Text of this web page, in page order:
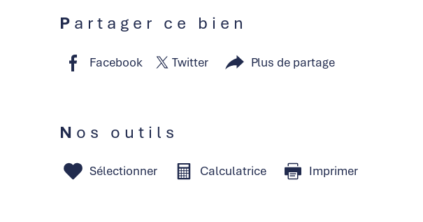
Partager ce bien
Facebook Twitter Plus de partage
Nos outils
Sélectionner Calculatrice Imprimer